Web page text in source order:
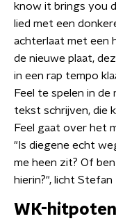
know it brings you
lied met een
achterlaat met een
de nieuwe plaat,
in een rap tempo
Feel te spelen in de
tekst schrijven, die
Feel gaat over het
"Is diegene echt
me heen zit? Of
hierin?", licht Stefan
WK-